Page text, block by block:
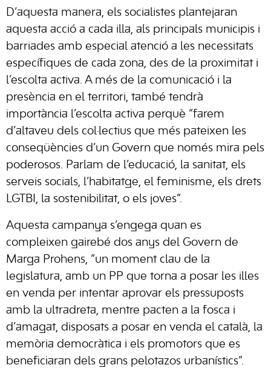
D’aquesta manera, els socialistes plantejaran
aquesta acció a cada illa, als principals municipis i
barriades amb especial atenció a les necessitats
específiques de cada zona, des de la proximitat i
l’escolta activa. A més de la comunicació i la
presència en el territori, també tendrà
importància l’escolta activa perquè “farem
d’altaveu dels col·lectius que més pateixen les
conseqüències d’un Govern que només mira pels
poderosos. Parlam de l’educació, la sanitat, els
serveis socials, l’habitatge, el feminisme, els drets
LGTBI, la sostenibilitat, o els joves”.
Aquesta campanya s’engega quan es
compleixen gairebé dos anys del Govern de
Marga Prohens, “un moment clau de la
legislatura, amb un PP que torna a posar les illes
en venda per intentar aprovar els pressuposts
amb la ultradreta, mentre pacten a la fosca i
d’amagat, disposats a posar en venda el català, la
memòria democràtica i els promotors que es
beneficiaran dels grans pelotazos urbanístics”.